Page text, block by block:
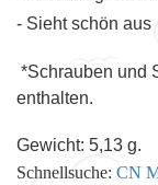
- Sieht schön aus
*Schrauben und
enthalten.
Gewicht: 5,13 g.
Schnellsuche: CN